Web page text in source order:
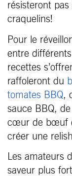
résisteront pas
craquelins!
Pour le
entre
recettes
raffoleront du
tomates BBQ,
sauce BBQ,
cœur de bœuf
créer une
Les amateurs
saveur plus